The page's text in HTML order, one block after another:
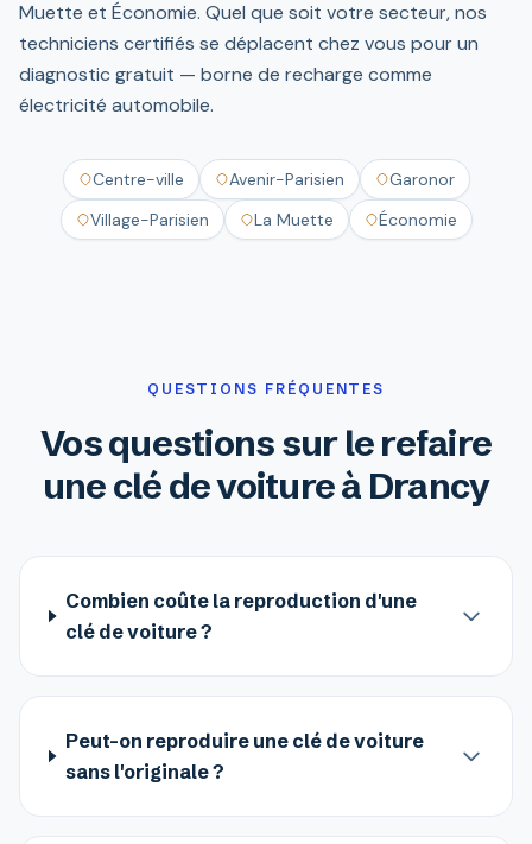
Muette et Économie. Quel que soit votre secteur, nos
techniciens certifiés se déplacent chez vous pour un
diagnostic gratuit — borne de recharge comme
électricité automobile.
Centre-ville Avenir-Parisien
Garonor
Village-Parisien
La Muette Économie
QUESTIONS FRÉQUENTES
Vos questions sur le refaire
une clé de voiture à Drancy
Combien coûte la reproduction d'une
clé de voiture ?
Peut-on reproduire une clé de voiture
sans l'originale ?